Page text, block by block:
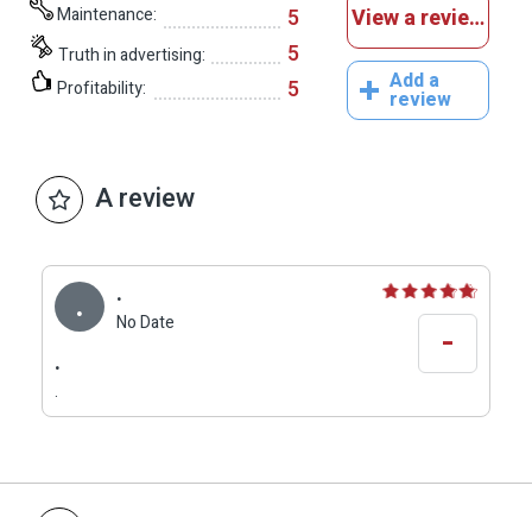
Maintenance: 5
Truth in advertising: 5
Profitability: 5
View a reviews
Add a
review
A review
. .
No Date
.
.
-